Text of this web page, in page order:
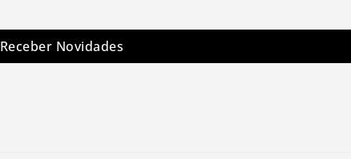
Receber Novidades